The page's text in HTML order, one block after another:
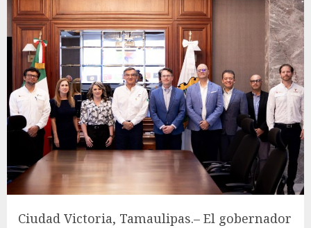
Ciudad Victoria, Tamaulipas.– El gobernador